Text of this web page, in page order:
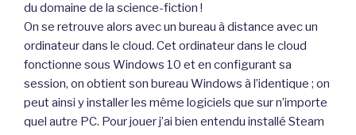
du domaine de la science-fiction !
On se retrouve alors avec un bureau à distance avec un
ordinateur dans le cloud. Cet ordinateur dans le cloud
fonctionne sous Windows 10 et en configurant sa
session, on obtient son bureau Windows à l’identique ; on
peut ainsi y installer les même logiciels que sur n’importe
quel autre PC. Pour jouer j’ai bien entendu installé Steam